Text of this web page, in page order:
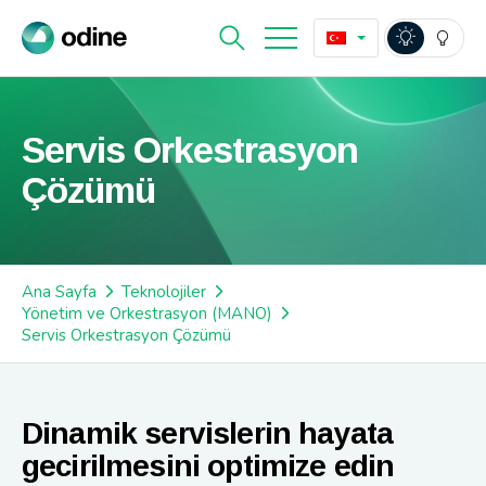
Servis Orkestrasyon
Çözümü
Ana Sayfa
Teknolojiler
Yönetim ve Orkestrasyon (MANO)
Servis Orkestrasyon Çözümü
Dinamik servislerin hayata
gecirilmesini optimize edin